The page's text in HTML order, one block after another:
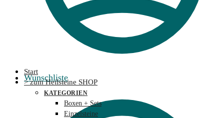
Wunschliste
Start
> zum Heilsteine SHOP
KATEGORIEN
Boxen + Sets
Einzelsteine